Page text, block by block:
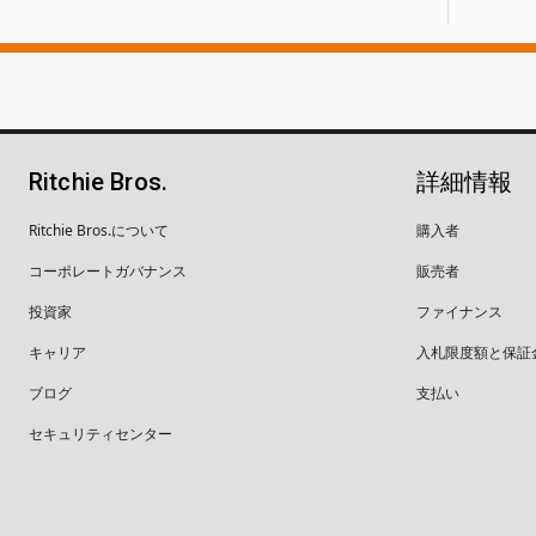
Ritchie Bros.
Ritchie Bros.について
コーポレートガバナンス
投資家
キャリア
ブログ
セキュリティセンター
詳細情報
購入者
販売者
ファイナンス
入札限度額と保証
支払い